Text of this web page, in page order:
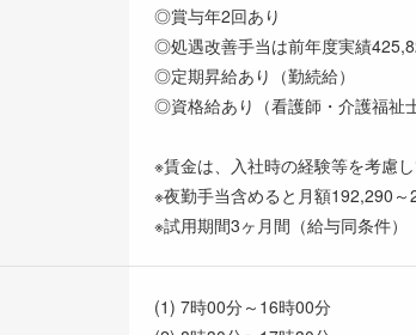
◎賞与年2回あり
◎処遇改善手当は前年度実績
◎定期昇給あり（勤続給）
◎資格給あり（看護師・介護福祉
※賃金は、入社時の経験等を考慮
※夜勤手当含めると月額192,290
※試用期間3ヶ月間（給与同条件）
(1) 7時00分～16時00分